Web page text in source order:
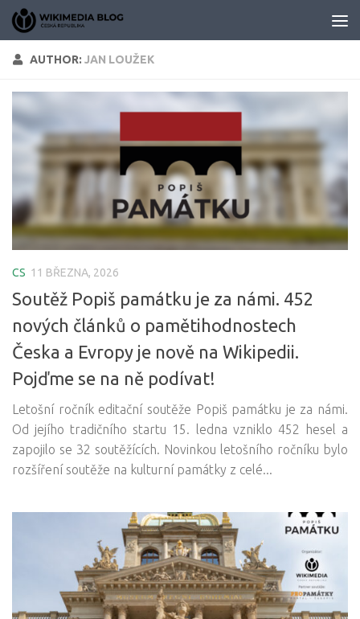
Skip to content
AUTHOR: JAN LOUŽEK
CS 11 BŘEZNA, 2026
Soutěž Popiš památku je za námi. 452
nových článků o pamětihodnostech
Česka a Evropy je nově na Wikipedii.
Pojďme se na ně podívat!
Letošní ročník editační soutěže Popiš památku je za námi.
Od jejího tradičního startu 15. ledna vzniklo 452 hesel a
zapojilo se 32 soutěžících. Novinkou letošního ročníku bylo
rozšíření soutěže na kulturní památky z celé...